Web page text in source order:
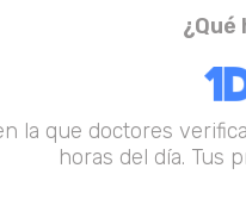
¿Qué
la que doctores
horas del día. Tus